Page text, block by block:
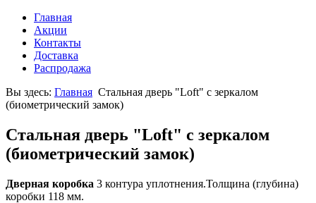
Главная
Акции
Контакты
Доставка
Распродажа
Вы здесь: Главная Стальная дверь "Loft" с зеркалом
(биометрический замок)
Стальная дверь "Loft" с зеркалом
(биометрический замок)
Дверная коробка 3 контура уплотнения.Толщина (глубина)
коробки 118 мм.